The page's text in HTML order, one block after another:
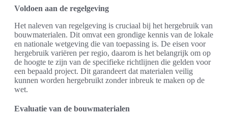
Voldoen aan de regelgeving
Het naleven van regelgeving is cruciaal bij het hergebruik van
bouwmaterialen. Dit omvat een grondige kennis van de lokale
en nationale wetgeving die van toepassing is. De eisen voor
hergebruik variëren per regio, daarom is het belangrijk om op
de hoogte te zijn van de specifieke richtlijnen die gelden voor
een bepaald project. Dit garandeert dat materialen veilig
kunnen worden hergebruikt zonder inbreuk te maken op de
wet.
Evaluatie van de bouwmaterialen